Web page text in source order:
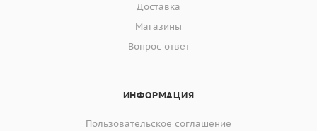
Доставка
Магазины
Вопрос-ответ
ИНФОРМАЦИЯ
Пользовательское соглашение